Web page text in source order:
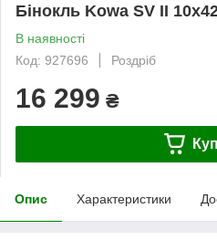
Бінокль Kowa SV II
В наявності
Код: 927696
Роздріб
16 299 ₴
Опис Характеристики